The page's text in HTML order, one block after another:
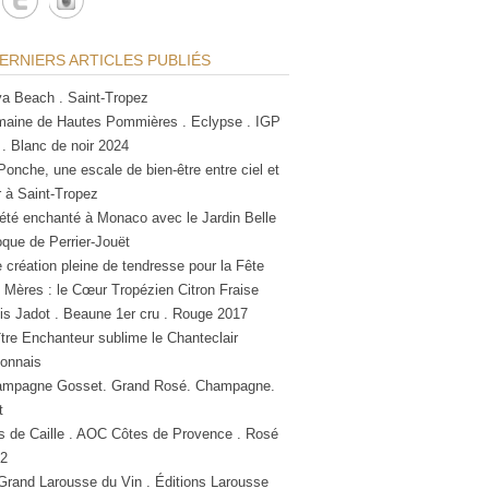
ARTICLES PUBLIÉS
Beach . Saint-Tropez
de Hautes Pommières . Eclypse . IGP
. Blanc de noir 2024
une escale de bien-être entre ciel et
à Saint-Tropez
enchanté à Monaco avec le Jardin Belle
de Perrier-Jouët
création pleine de tendresse pour la Fête
Mères : le Cœur Tropézien Citron Fraise
Jadot . Beaune 1er cru . Rouge 2017
Enchanteur sublime le Chanteclair
Gosset. Grand Rosé. Champagne.
de Caille . AOC Côtes de Provence . Rosé
Larousse du Vin . Éditions Larousse